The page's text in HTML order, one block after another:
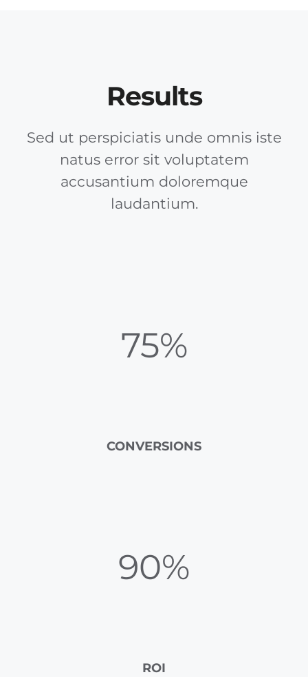
Results
Sed ut perspiciatis unde omnis iste
natus error sit voluptatem
accusantium doloremque
laudantium.
75%
CONVERSIONS
90%
ROI